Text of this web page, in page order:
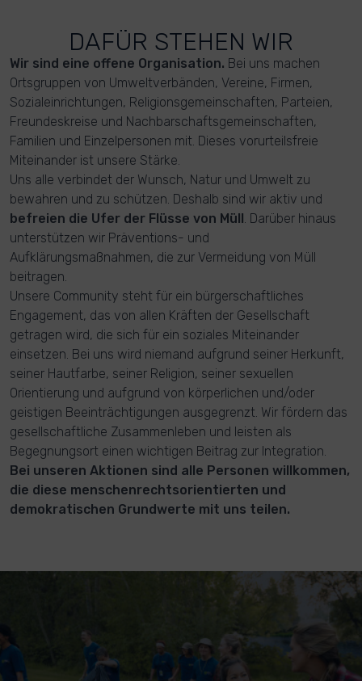
DAFÜR STEHEN WIR
Wir sind eine offene Organisation. Bei uns machen
Ortsgruppen von Umweltverbänden, Vereine, Firmen,
Sozialeinrichtungen, Religionsgemeinschaften, Parteien,
Freundeskreise und Nachbarschaftsgemeinschaften,
Familien und Einzelpersonen mit. Dieses vorurteilsfreie
Miteinander ist unsere Stärke.
Uns alle verbindet der Wunsch, Natur und Umwelt zu
bewahren und zu schützen. Deshalb sind wir aktiv und
befreien die Ufer der Flüsse von Müll . Darüber hinaus
unterstützen wir Präventions- und
Aufklärungsmaßnahmen, die zur Vermeidung von Müll
beitragen.
Unsere Community steht für ein bürgerschaftliches
Engagement, das von allen Kräften der Gesellschaft
getragen wird, die sich für ein soziales Miteinander
einsetzen. Bei uns wird niemand aufgrund seiner Herkunft,
seiner Hautfarbe, seiner Religion, seiner sexuellen
Orientierung und aufgrund von körperlichen und/oder
geistigen Beeinträchtigungen ausgegrenzt. Wir fördern das
gesellschaftliche Zusammenleben und leisten als
Begegnungsort einen wichtigen Beitrag zur Integration.
Bei unseren Aktionen sind alle Personen willkommen,
die diese menschenrechtsorientierten und
demokratischen Grundwerte mit uns teilen.